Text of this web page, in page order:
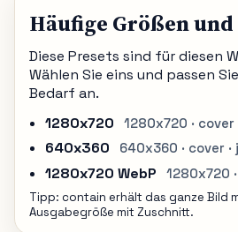
Häufige Größen und
Diese Presets sind für diesen
Wählen Sie eins und passen
Bedarf an.
1280x720
1280x720 · cover
640x360 640x360 · cover ·
1280x720 WebP 1280x720
Tipp: contain erhält das ganze Bild
Ausgabegröße mit Zuschnitt.